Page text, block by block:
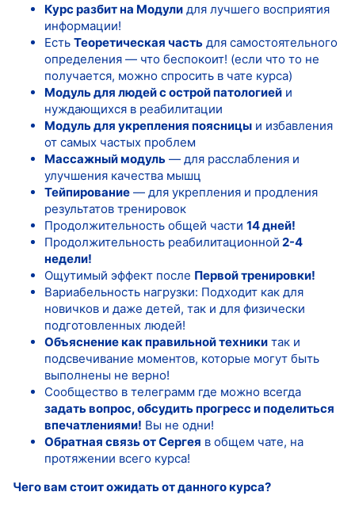
Курс разбит на Модули для лучшего восприятия
информации!
Есть Теоретическая часть для самостоятельного
определения — что беспокоит! (если что то не
получается, можно спросить в чате курса)
Модуль для людей с острой патологией и
нуждающихся в реабилитации
Модуль для укрепления поясницы и избавления
от самых частых проблем
Массажный модуль — для расслабления и
улучшения качества мышц
Тейпирование — для укрепления и продления
результатов тренировок
Продолжительность общей части 14 дней!
Продолжительность реабилитационной 2-4
недели!
Ощутимый эффект после Первой тренировки!
Вариабельность нагрузки: Подходит как для
новичков и даже детей, так и для физически
подготовленных людей!
Объяснение как правильной техники так и
подсвечивание моментов, которые могут быть
выполнены не верно!
Сообщество в телеграмм где можно всегда
задать вопрос, обсудить прогресс и поделиться
впечатлениями! Вы не одни!
Обратная связь от Сергея в общем чате, на
протяжении всего курса!
Чего вам стоит ожидать от данного курса?